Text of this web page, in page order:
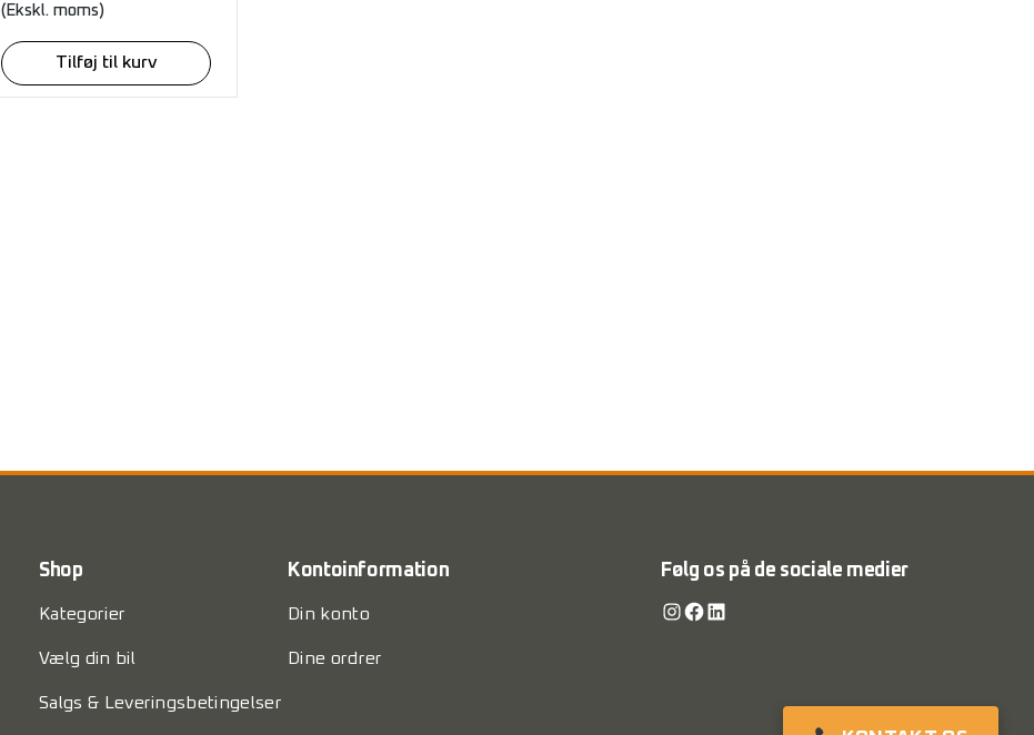
(Ekskl. moms)
Tilføj til kurv
Shop
Kategorier
Vælg din bil
Salgs & Leveringsbetingelser
Kontoinformation
Din konto
Dine ordrer
Følg os på de sociale medier
Instagram Facebook LinkedIn